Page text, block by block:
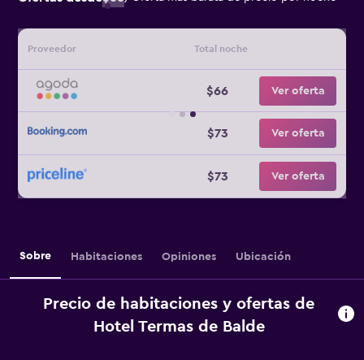
Proveedor Total noche
$66 Ver oferta
$73 Ver oferta
$73 Ver oferta
Sobre Habitaciones Opiniones Ubicación
Precio de habitaciones y ofertas de
Hotel Termas de Balde